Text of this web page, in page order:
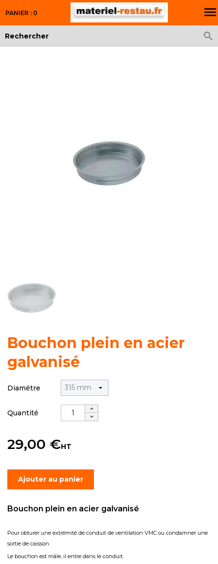

PANIER : 0

Bouchon plein en acier
galvanisé
Diamétre
Quantité
29,00 €HT
Ajouter au panier
Bouchon plein en acier galvanisé
Pour obturer une extrémité de conduit de ventilation VMC ou condamner une
sortie de caisson.
Le bouchon est mâle, il entre dans le conduit.